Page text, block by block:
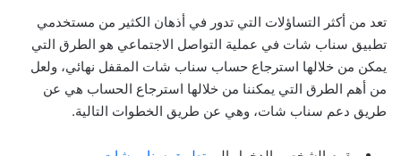
تعد من أكثر التساؤلات التي تدور في أذهان الكثير من مستخدمي
تطبيق سناب شات في عملية التواصل الاجتماعي هو الطرق التي
يمكن من خلالها استرجاع حساب سناب شات المقفل نهائي، ولعل
من أهم الطرق التي يمكننا من خلالها استرجاع الحساب هي عن
طريق دعم سناب شات، وهي عن طريق الخطوات التالية.